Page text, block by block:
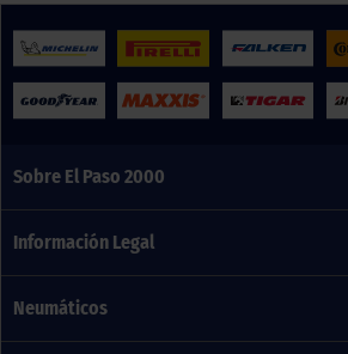
Sobre El Paso 2000
Información Legal
Neumáticos